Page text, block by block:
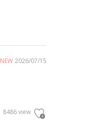
NEW 2026/07/15
8486 view